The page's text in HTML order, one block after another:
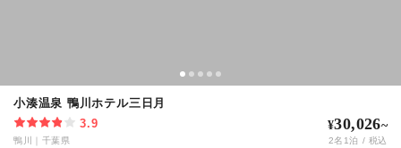
小湊温泉 鴨川ホテル三日月
3.9
鴨川 千葉県
¥30,026~
2名 1泊 / 税込